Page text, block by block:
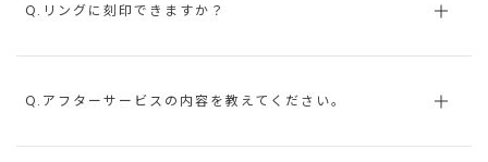
Q.リングに刻印できますか？
Q.アフターサービスの内容を教えてください。